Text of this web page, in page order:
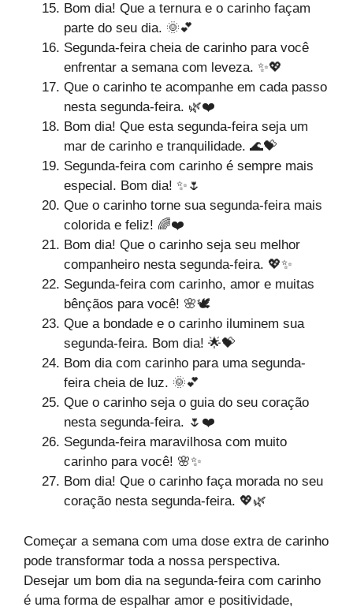
Bom dia! Que a ternura e o carinho façam
parte do seu dia. 🌞💕
Segunda-feira cheia de carinho para você
enfrentar a semana com leveza. ✨💖
Que o carinho te acompanhe em cada passo
nesta segunda-feira. 🌿❤️
Bom dia! Que esta segunda-feira seja um
mar de carinho e tranquilidade. 🌊💝
Segunda-feira com carinho é sempre mais
especial. Bom dia! ✨🌷
Que o carinho torne sua segunda-feira mais
colorida e feliz! 🌈❤️
Bom dia! Que o carinho seja seu melhor
companheiro nesta segunda-feira. 💖✨
Segunda-feira com carinho, amor e muitas
bênçãos para você! 🌸🕊️
Que a bondade e o carinho iluminem sua
segunda-feira. Bom dia! 🌟💝
Bom dia com carinho para uma segunda-
feira cheia de luz. 🌞💕
Que o carinho seja o guia do seu coração
nesta segunda-feira. 🌷❤️
Segunda-feira maravilhosa com muito
carinho para você! 🌸✨
Bom dia! Que o carinho faça morada no seu
coração nesta segunda-feira. 💖🌿
Começar a semana com uma dose extra de carinho
pode transformar toda a nossa perspectiva.
Desejar um bom dia na segunda-feira com carinho
é uma forma de espalhar amor e positividade,